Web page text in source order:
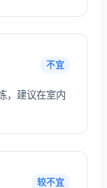
不宜
，建议在室内
较不宜